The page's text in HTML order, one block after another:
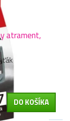
atrament,
DO KOŠÍKA